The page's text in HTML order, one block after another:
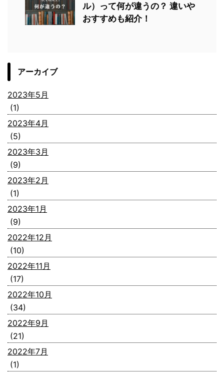
ル）って何が違うの？ 違いや
おすすめも紹介！
アーカイブ
2023年5月
(1)
2023年4月
(5)
2023年3月
(9)
2023年2月
(1)
2023年1月
(9)
2022年12月
(10)
2022年11月
(17)
2022年10月
(34)
2022年9月
(21)
2022年7月
(1)